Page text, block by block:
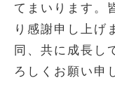
てまいります。
り感謝申し上げ
同、共に成長し
ろしくお願い申